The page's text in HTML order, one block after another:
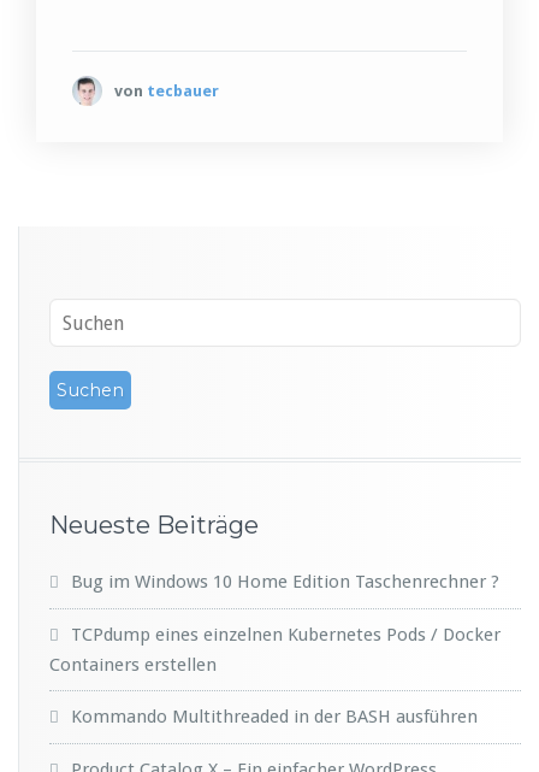
von tecbauer
Neueste Beiträge
Bug im Windows 10 Home Edition Taschenrechner ?
TCPdump eines einzelnen Kubernetes Pods / Docker
Containers erstellen
Kommando Multithreaded in der BASH ausführen